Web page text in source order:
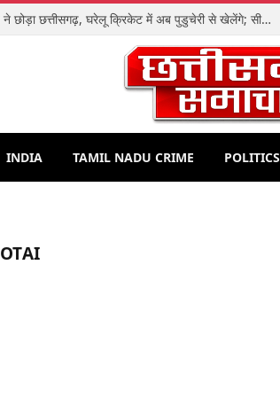
आईपीएल स्टार शशांक सिंह ने छोड़ा छत्तीसगढ़, घरेलू क्रिकेट में अब पुडुचेरी से खेलेंगे; सीएससीएस पर लगाए गंभीर आरोप
INDIA TAMIL NADU CRIME POLITICS